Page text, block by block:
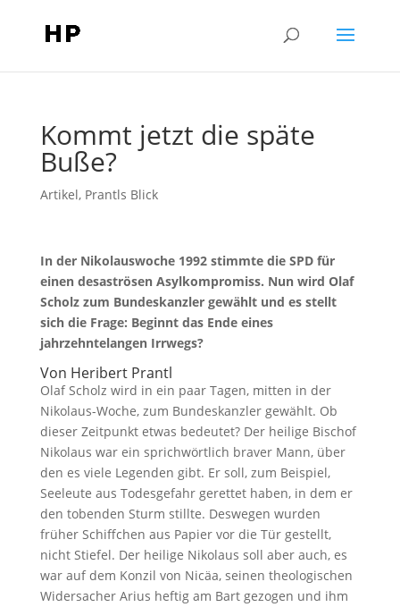
Kommt jetzt die späte
Buße?
Artikel, Prantls Blick
In der Nikolauswoche 1992 stimmte die SPD für
einen desaströsen Asylkompromiss. Nun wird Olaf
Scholz zum Bundeskanzler gewählt und es stellt
sich die Frage: Beginnt das Ende eines
jahrzehntelangen Irrwegs?
Von Heribert Prantl
Olaf Scholz wird in ein paar Tagen, mitten in der
Nikolaus-Woche, zum Bundeskanzler gewählt. Ob
dieser Zeitpunkt etwas bedeutet? Der heilige Bischof
Nikolaus war ein sprichwörtlich braver Mann, über
den es viele Legenden gibt. Er soll, zum Beispiel,
Seeleute aus Todesgefahr gerettet haben, in dem er
den tobenden Sturm stillte. Deswegen wurden
früher Schiffchen aus Papier vor die Tür gestellt,
nicht Stiefel. Der heilige Nikolaus soll aber auch, es
war auf dem Konzil von Nicäa, seinen theologischen
Widersacher Arius heftig am Bart gezogen und ihm